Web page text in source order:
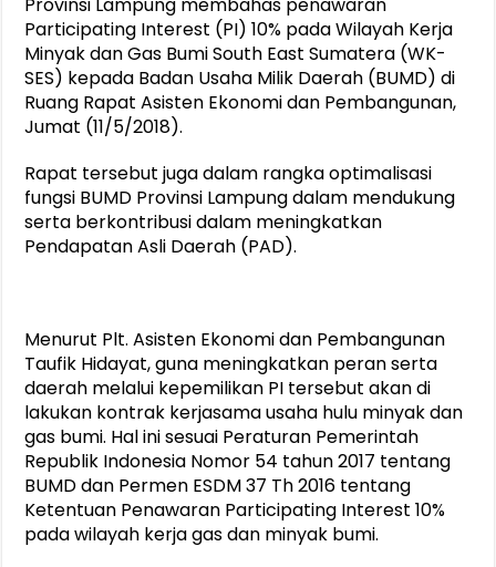
Provinsi Lampung membahas penawaran
Participating Interest (PI) 10% pada Wilayah Kerja
Minyak dan Gas Bumi South East Sumatera (WK-
SES) kepada Badan Usaha Milik Daerah (BUMD) di
Ruang Rapat Asisten Ekonomi dan Pembangunan,
Jumat (11/5/2018).
Rapat tersebut juga dalam rangka optimalisasi
fungsi BUMD Provinsi Lampung dalam mendukung
serta berkontribusi dalam meningkatkan
Pendapatan Asli Daerah (PAD).
Menurut Plt. Asisten Ekonomi dan Pembangunan
Taufik Hidayat, guna meningkatkan peran serta
daerah melalui kepemilikan PI tersebut akan di
lakukan kontrak kerjasama usaha hulu minyak dan
gas bumi. Hal ini sesuai Peraturan Pemerintah
Republik Indonesia Nomor 54 tahun 2017 tentang
BUMD dan Permen ESDM 37 Th 2016 tentang
Ketentuan Penawaran Participating Interest 10%
pada wilayah kerja gas dan minyak bumi.